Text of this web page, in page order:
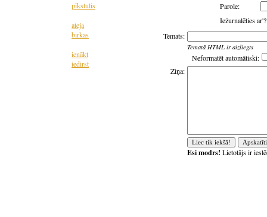
pīkstulis
ateja
birkas
ienākt
iedirst
Parole:
Iežurnalēties
Temats:
Tematā HTML ir aizliegts
Neformatēt automātiski:
Ziņa:
Esi modrs! Lietotājs ir